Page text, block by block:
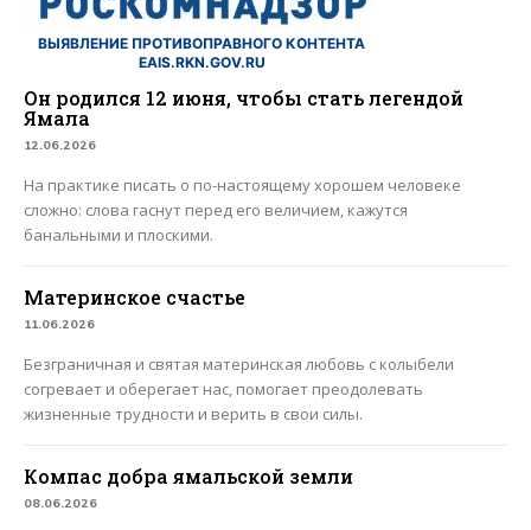
ВЫЯВЛЕНИЕ ПРОТИВОПРАВНОГО КОНТЕНТА
EAIS.RKN.GOV.RU
Он родился 12 июня, чтобы стать легендой
Ямала
12.06.2026
На практике писать о по-настоящему хорошем человеке
сложно: слова гаснут перед его величием, кажутся
банальными и плоскими.
Материнское счастье
11.06.2026
Безграничная и святая материнская любовь с колыбели
согревает и оберегает нас, помогает преодолевать
жизненные трудности и верить в свои силы.
Компас добра ямальской земли
08.06.2026